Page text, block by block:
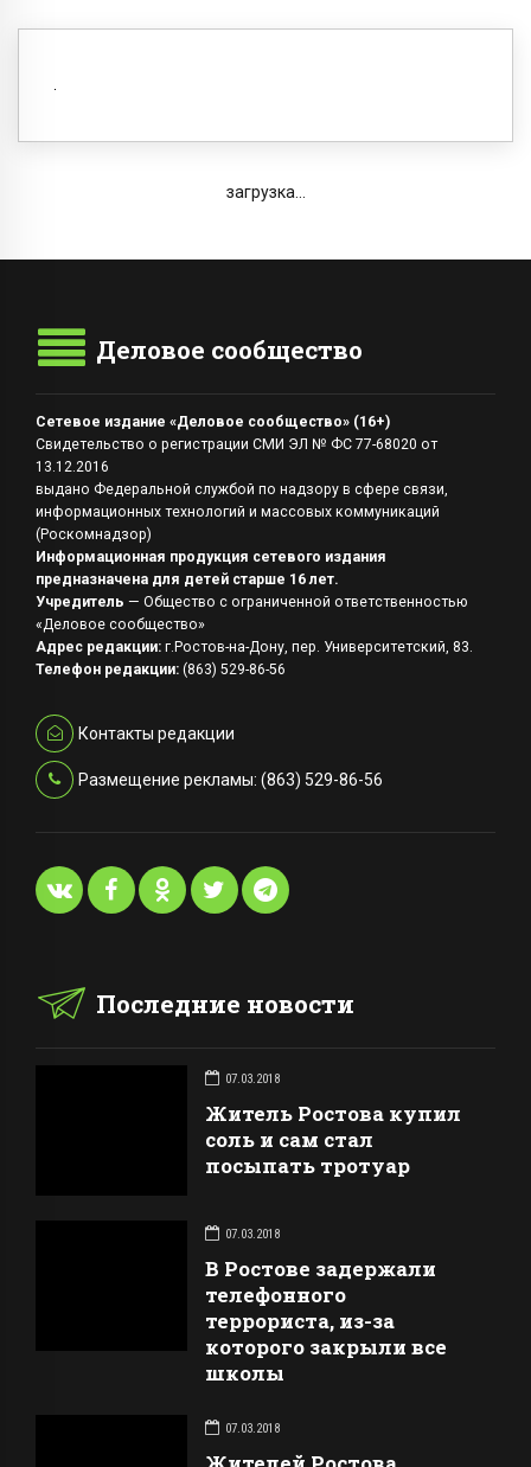
загрузка...
Деловое сообщество
Сетевое издание «Деловое сообщество» (16+)
Свидетельство о регистрации СМИ ЭЛ № ФС 77-68020 от
13.12.2016
выдано Федеральной службой по надзору в сфере связи,
информационных технологий и массовых коммуникаций
(Роскомнадзор)
Информационная продукция сетевого издания
предназначена для детей старше 16 лет.
Учредитель — Общество с ограниченной ответственностью
«Деловое сообщество»
Адрес редакции: г.Ростов-на-Дону, пер. Университетский, 83.
Телефон редакции: (863) 529-86-56
Контакты редакции
Размещение рекламы: (863) 529-86-56
Последние новости
07.03.2018
Житель Ростова купил
соль и сам стал
посыпать тротуар
07.03.2018
В Ростове задержали
телефонного
террориста, из-за
которого закрыли все
школы
07.03.2018